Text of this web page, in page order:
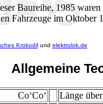
Baureihe, 1985
Fahrzeuge im
Krokodilund elektrolok.de
Allgemeine
Co‘Co‘ Länge